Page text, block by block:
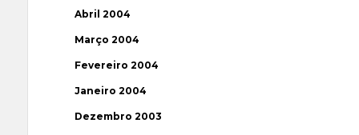
Abril 2004
Março 2004
Fevereiro 2004
Janeiro 2004
Dezembro 2003